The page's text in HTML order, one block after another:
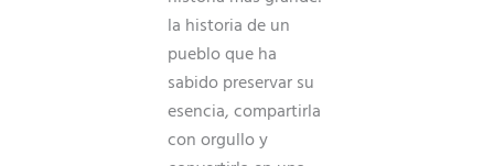
la historia de un
pueblo que ha
sabido preservar su
esencia, compartirla
con orgullo y